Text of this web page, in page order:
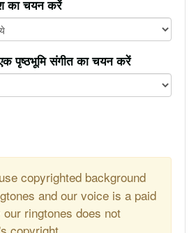
का चयन करें
पृष्ठभूमि संगीत का चयन करें
copyrighted background
and our voice is a paid
ringtones does not
copyright.